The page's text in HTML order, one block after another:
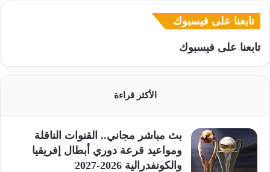
تابعنا على فيسبوك
تابعنا على فيسبوك
الأكثر قراءة
بث مباشر مجاني.. القنوات الناقلة
ومواعيد قرعة دوري أبطال إفريقيا
والكونفدرالية 2026-2027